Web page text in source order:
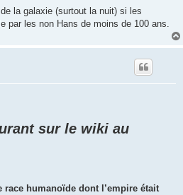
la galaxie (surtout la nuit) si les
par les non Hans de moins de 100 ans.
sur le wiki au
race humanoïde dont l’empire était